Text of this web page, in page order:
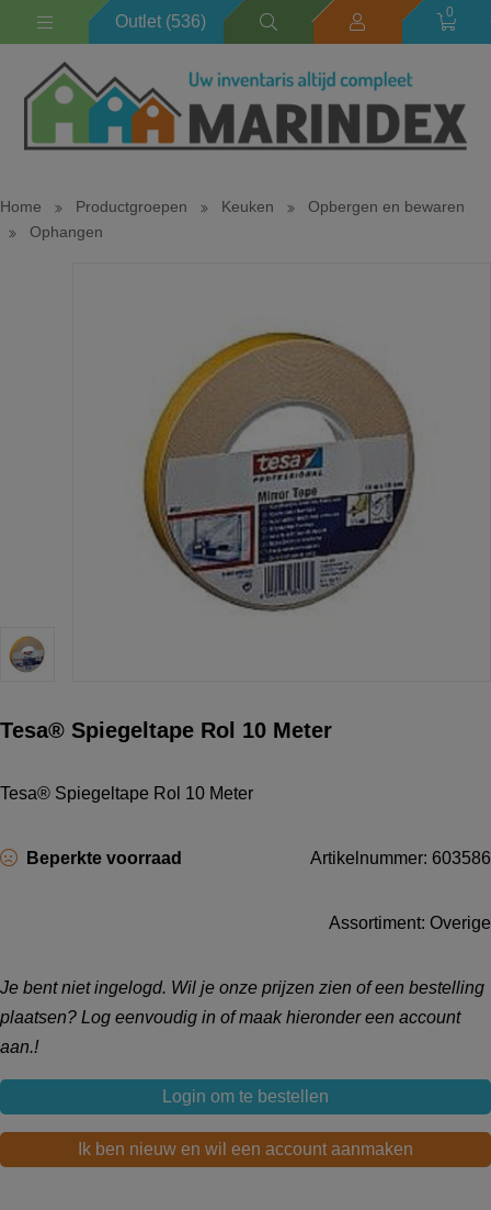
Outlet (536) 0
Home Productgroepen Keuken
Opbergen en bewaren
Ophangen
Tesa® Spiegeltape Rol 10 Meter
Tesa® Spiegeltape Rol 10 Meter
Beperkte voorraad Artikelnummer: 603586
Assortiment: Overige
Je bent niet ingelogd. Wil je onze prijzen zien of een bestelling
plaatsen? Log eenvoudig in of maak hieronder een account
aan.!
Login om te bestellen
Ik ben nieuw en wil een account aanmaken